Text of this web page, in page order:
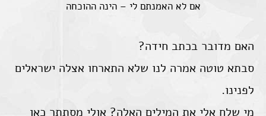
אם לא האמנתם לי – הינה ההוכחה
האם מדובר בכתב חידה?
סבתא טוטה אמרה לנו שלא התארחו אצלה ישראלים
לפנינו.
מי שלח אלי את המילים האלה? אולי מסתתר כאן